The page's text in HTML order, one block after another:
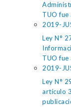
TUO
2019-
Ley N°
TUO
2019-
Ley N°
artículo